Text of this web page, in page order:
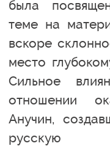
была
теме на
вскоре
место
Сильное
отношении
Анучин,
русскую